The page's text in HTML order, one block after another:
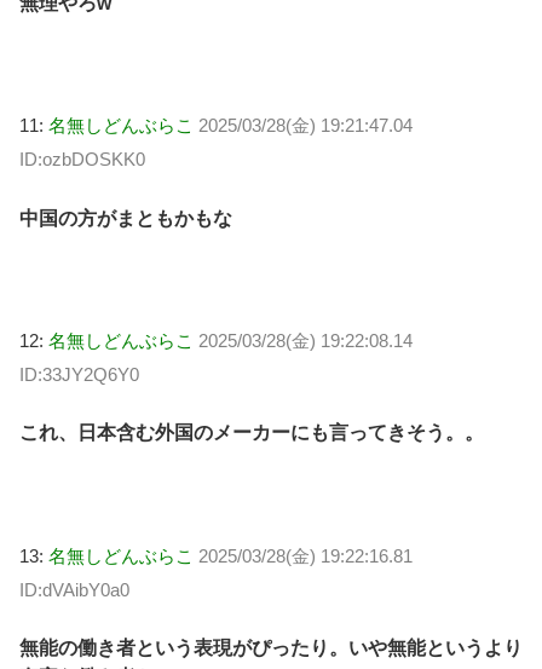
11: 名無しどんぶらこ 2025/03/28(金) 19:21:47.04
ID:ozbDOSKK0
中国の方がまともかもな
12: 名無しどんぶらこ 2025/03/28(金) 19:22:08.14
ID:33JY2Q6Y0
これ、日本含む外国のメーカーにも言ってきそう。。
13: 名無しどんぶらこ 2025/03/28(金) 19:22:16.81
ID:dVAibY0a0
無能の働き者という表現がぴったり。いや無能というより